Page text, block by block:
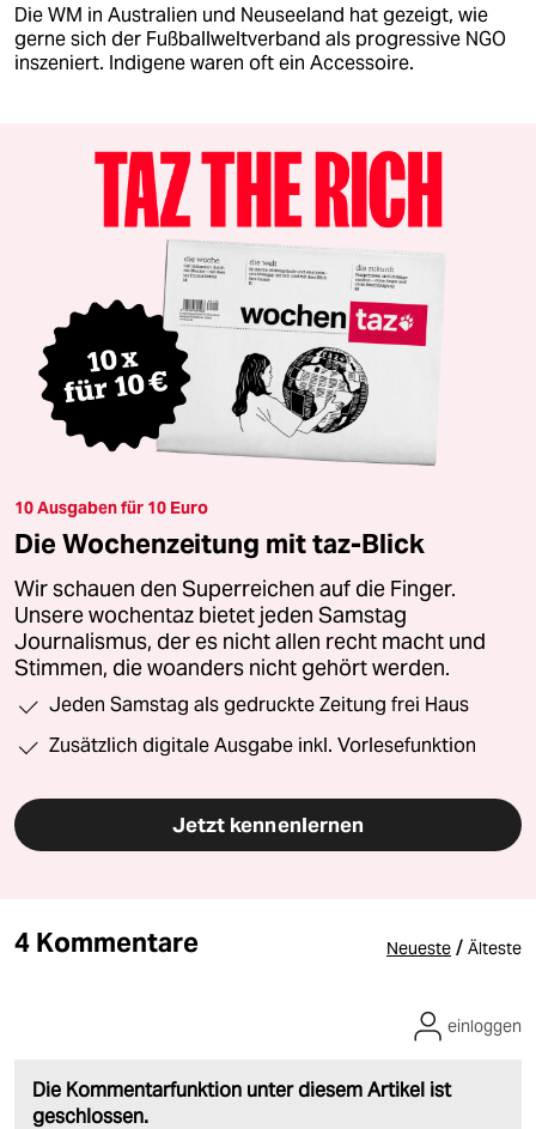
Die WM in Australien und Neuseeland hat gezeigt, wie
gerne sich der Fußballweltverband als progressive NGO
inszeniert. Indigene waren oft ein Accessoire.
10 Ausgaben für 10 Euro
Die Wochenzeitung mit taz-Blick
Wir schauen den Superreichen auf die Finger.
Unsere wochentaz bietet jeden Samstag
Journalismus, der es nicht allen recht macht und
Stimmen, die woanders nicht gehört werden.
Jeden Samstag als gedruckte Zeitung frei Haus
Zusätzlich digitale Ausgabe inkl. Vorlesefunktion
Jetzt kennenlernen
4 Kommentare Neueste / Älteste
Die Kommentarfunktion unter diesem Artikel ist
geschlossen.
einloggen